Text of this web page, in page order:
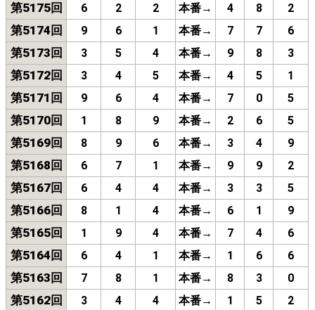
第5175回 6 2 2 本番→ 4 8 2
第5174回 9 6 1 本番→ 7 7 6
第5173回 3 5 4 本番→ 9 8 3
第5172回 3 4 5 本番→ 4 5 1
第5171回 9 6 4 本番→ 7 0 5
第5170回 1 8 9 本番→ 2 6 5
第5169回 8 9 6 本番→ 3 4 9
第5168回 6 7 1 本番→ 9 9 2
第5167回 6 4 4 本番→ 3 3 5
第5166回 8 1 4 本番→ 6 1 9
第5165回 1 9 4 本番→ 7 4 6
第5164回 6 4 1 本番→ 1 6 6
第5163回 7 8 1 本番→ 8 3 0
第5162回 3 4 4 本番→ 1 5 2